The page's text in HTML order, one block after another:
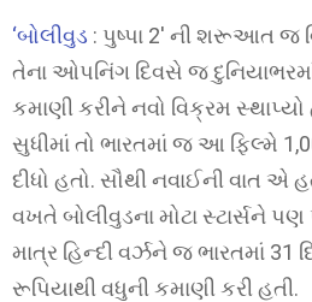
‘બોલીવુડ : પુષ્પા 2′ ની શરૂઆત જ
તેના ઓપનિંગ દિવસે જ
કમાણી કરીને નવો વિક્રમ
સુધીમાં તો ભારતમાં જ આ ફિલ્મે
દીધો હતો. સૌથી નવાઈની વાત એ
વખતે બોલીવુડના મોટા સ્ટાર્સને પણ
માત્ર હિન્દી વર્ઝને જ ભારતમાં 31
રૂપિયાથી વધુની કમાણી કરી હતી.